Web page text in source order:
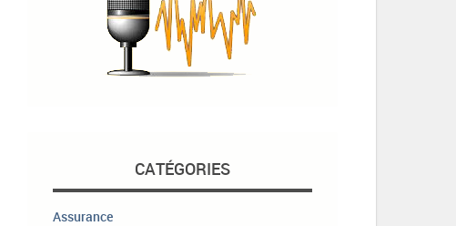
CATÉGORIES
Assurance